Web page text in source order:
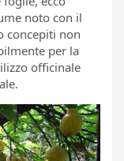
noto con il
concepiti non
per la
officinale